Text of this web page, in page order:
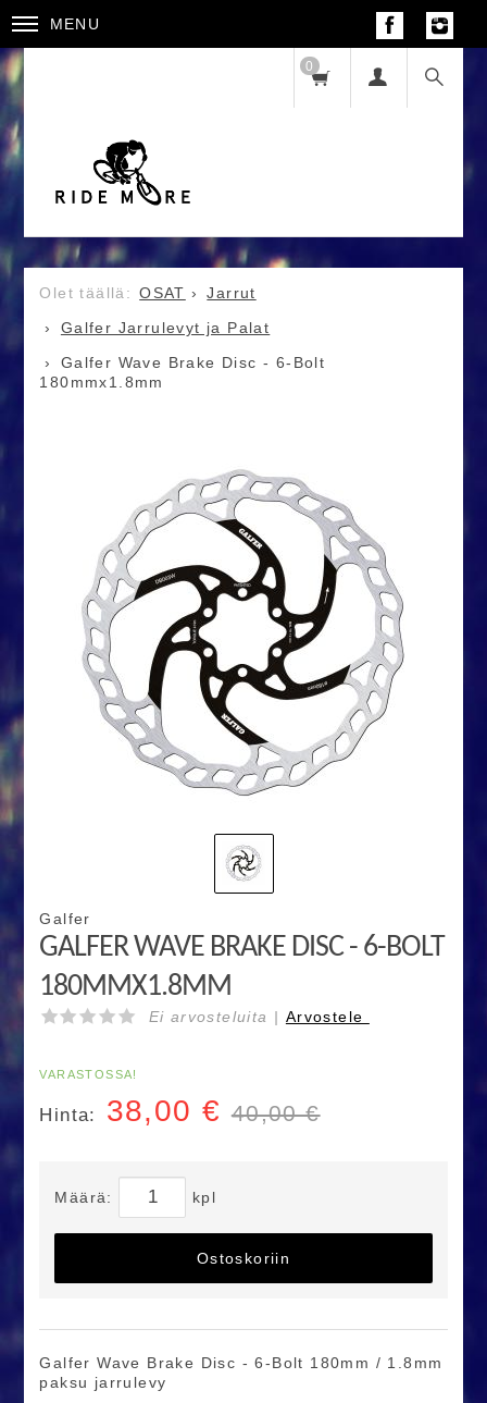
MENU
0
OSAT
Jarrut
Galfer Jarrulevyt ja Palat
Galfer Wave Brake Disc - 6-Bolt
180mmx1.8mm
Galfer
GALFER WAVE BRAKE DISC - 6-BOLT
180MMX1.8MM
Ei arvosteluita | Arvostele
VARASTOSSA!
Hinta: 38,00 € 40,00 €
Määrä: kpl
Ostoskoriin
Galfer Wave Brake Disc - 6-Bolt 180mm / 1.8mm
paksu jarrulevy